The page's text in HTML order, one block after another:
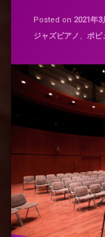
Posted on 2021年3
カテゴリー:
ジャズピアノ 、 ポピ
バ
ン
ド
ル
ピ
テ
ィ
ナ